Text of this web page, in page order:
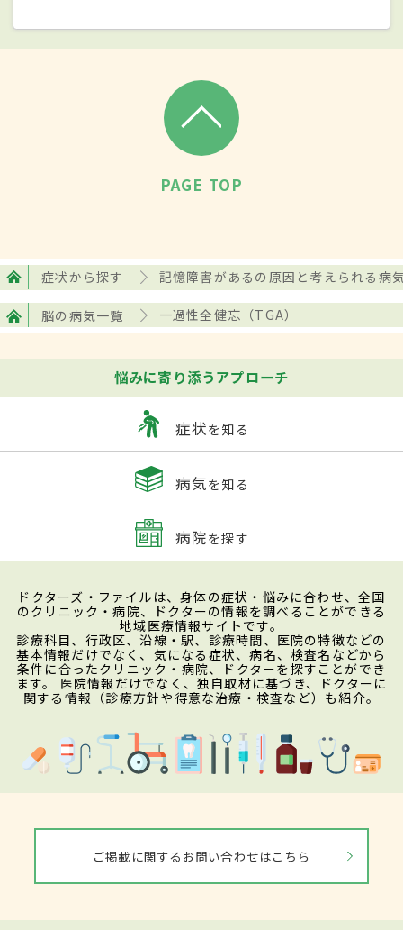
一時的にショートしたことで発症すると考
えられているが、詳しいメカニズムはわ
かっていない。アルコールの過剰摂取や特
精神的・肉体的なストレス、急な感情の高
活動のために、けいれんや失神などの発作
を来す神経疾患「てんかん」や、血液量が
少なくなったり血管が詰まったりすること
で十分な血液が流れなくなってしまう「脳
虚血」、頭の一部がずきんずきんと激しく
」、血液内の酸素量が少ない
状態になる「低酸素症」などの病気によっ
て引き起こされることも。
何の前触れもなく、直近数時間の出来事に
ついての記憶を喪失することが主な症状。
自分や家族の名前などはわかるが、今日何
をどのようにしていたか、今自分はここで
何をしているのかなどがわからなくなる。
発症中はその時自分がしていることや状況
などを記憶することもできない。そのた
も理解できず、同じ質問を何度も繰り返し
てしまう。また、自分の置かれている状況
がわからなくなるため、不安が増して興奮
PAGE TOP
症状から探す 記憶障害があるの原因と考えられる病
脳の病気一覧 一過性全健忘（TGA）
悩みに寄り添うアプローチ
症状を知る
病気を知る
病院を探す
ドクターズ・ファイルは、身体の症状・悩みに合わせ、全国
のクリニック・病院、ドクターの情報を調べることができる
地域医療情報サイトです。
診療科目、行政区、沿線・駅、診療時間、医院の特徴などの
基本情報だけでなく、気になる症状、病名、検査名などから
条件に合ったクリニック・病院、ドクターを探すことができ
ます。 医院情報だけでなく、独自取材に基づき、ドクターに
関する情報（診療方針や得意な治療・検査など）も紹介。
ご掲載に関するお問い合わせはこちら